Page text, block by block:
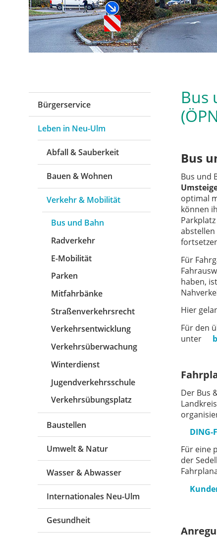
Bürgerservice
Leben in Neu-Ulm
Abfall & Sauberkeit
Bauen & Wohnen
Verkehr & Mobilität
Bus und Bahn
Radverkehr
E-Mobilität
Parken
Mitfahrbänke
Straßenverkehrsrecht
Verkehrsentwicklung
Verkehrsüberwachung
Winterdienst
Jugendverkehrsschule
Verkehrsübungsplatz
Baustellen
Umwelt & Natur
Wasser & Abwasser
Internationales Neu-Ulm
Gesundheit
Bus
Bus
Bus und
optimal
können
abstellen
Für
haben,
Hier
Für den
unter
Der Bus
Für eine
der